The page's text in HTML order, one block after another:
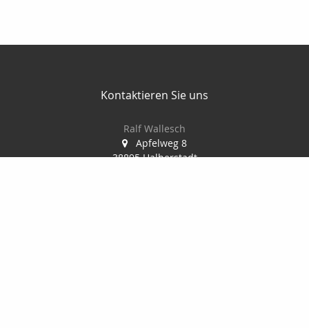
Kontaktieren Sie uns
Ralf Wallesch
Apfelweg 8
38895 Halberstadt